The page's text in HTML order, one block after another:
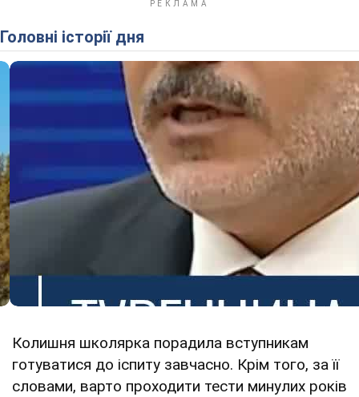
Головні історії дня
Колишня школярка порадила вступникам
готуватися до іспиту завчасно. Крім того, за її
словами, варто проходити тести минулих років